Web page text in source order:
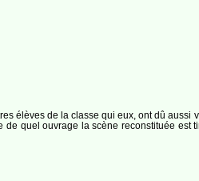
élèves de la classe qui eux, ont dû aussi
quel ouvrage la scène reconstituée est